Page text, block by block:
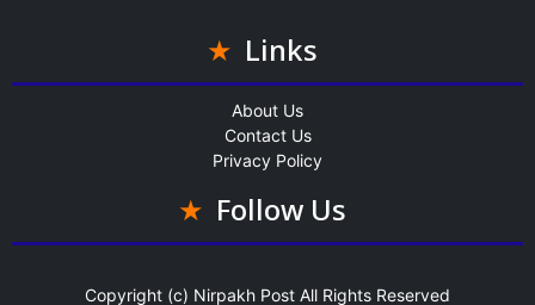
Links
About Us
Contact Us
Privacy Policy
Follow Us
Copyright (c) Nirpakh Post All Rights Reserved